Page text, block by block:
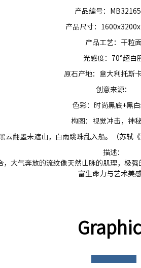
产品编号：
产品尺寸：
产品工艺：干粒面
光感度：70°超白
原石产地：意大利托斯
创意来源：
色彩：时尚黑底+黑
构图：视觉冲击，神
云翻墨未遮山，白雨跳珠乱入船。（苏轼
描述：
，大气奔放的流纹像天然山脉的肌理，极
富生命力与艺术美感